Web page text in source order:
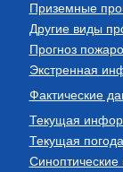
Приземные
Другие виды
Прогноз
Экстренная
Фактические
Текущая
Текущая
Синоптические